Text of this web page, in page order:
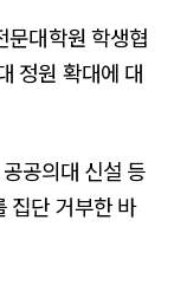
문대학원 학생협
정원 확대에 대
공의대 신설 등
집단 거부한 바